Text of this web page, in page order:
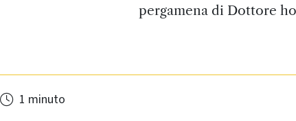
pergamena di Dottore
1 minuto